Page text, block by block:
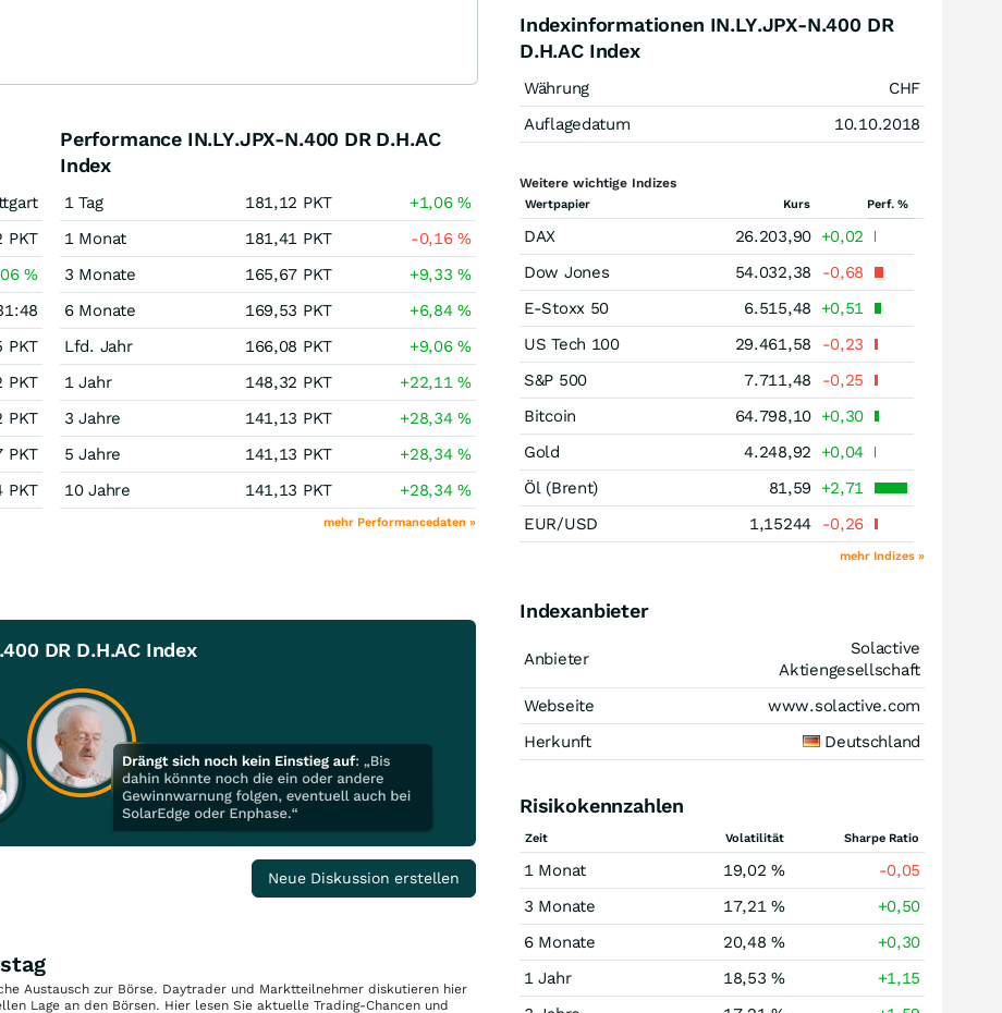
PKT
%
PKT
PKT
PKT
PKT
PKT
Performance IN.LY.JPX-N.400 DR D.H.AC
Index
1 Tag 181,12 PKT +1,06%
1 Monat
181,41 PKT -0,16%
3 Monate
165,67 PKT +9,33%
6 Monate
169,53 PKT +6,84%
Lfd. Jahr
166,08 PKT +9,06%
1 Jahr
148,32 PKT +22,11%
3 Jahre
141,13 PKT +28,34%
5 Jahre
141,13 PKT +28,34%
10 Jahre
141,13 PKT +28,34%
mehr Performancedaten »
DR D.H.AC Index
Neue Diskussion erstellen
Austausch zur Börse. Daytrader und Marktteilnehmer diskutieren hier
Lage an den Börsen. Hier lesen Sie aktuelle Trading-Chancen und
Indexinformationen IN.LY.JPX-N.400 DR
D.H.AC Index
Währung
CHF
Auflagedatum
10.10.2018
Weitere wichtige Indizes
Wertpapier Kurs Perf. %
DAX 26.203,90 +0,02
Dow Jones
54.032,38
-0,68
E-Stoxx 50
6.515,48
+0,51
US Tech 100
29.461,58
-0,23
S&P 500
7.711,48
-0,25
Bitcoin
64.798,10 +0,30
Gold
4.248,92
+0,04
Öl (Brent)
81,59
+2,71
EUR/USD
1,15244 -0,26
mehr Indizes »
Indexanbieter
Anbieter
Solactive
Aktiengesellschaft
Webseite
www.solactive.com
Herkunft
Deutschland
Risikokennzahlen
Zeit Volatilität Sharpe Ratio
1 Monat 19,02 %
-0,05
3 Monate
17,21 %
+0,50
6 Monate
20,48 %
+0,30
1 Jahr
18,53 %
+1,15